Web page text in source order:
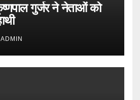
गुर्जर ने नेताओं को
ADMIN